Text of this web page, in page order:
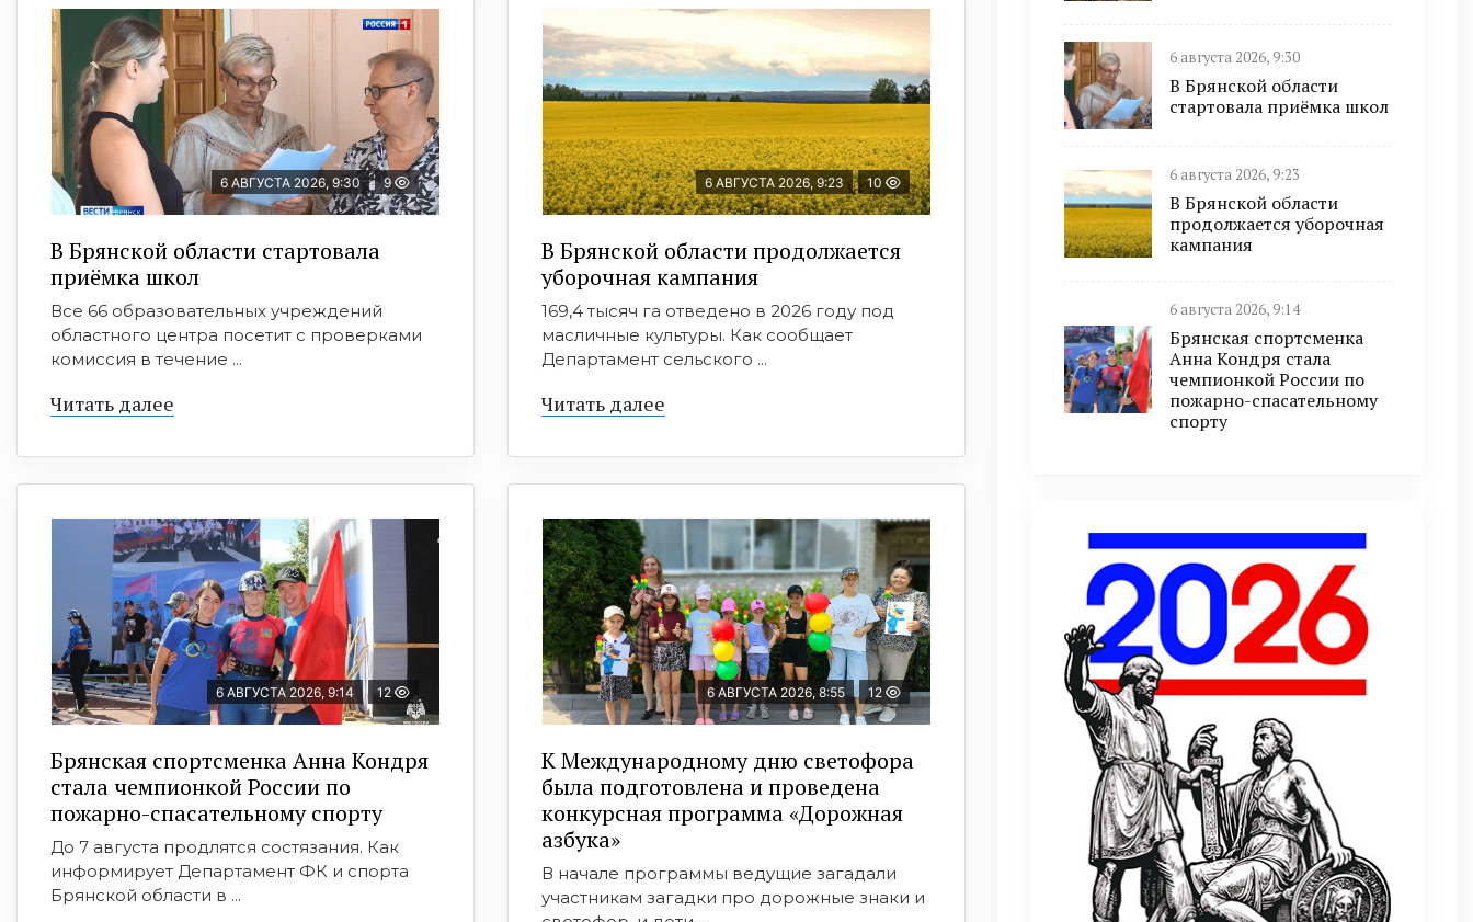
6 АВГУСТА 2026, 9:30 9
В Брянской области стартовала
приёмка школ
Все 66 образовательных учреждений
областного центра посетит с проверками
комиссия в течение ...
Читать далее
6 АВГУСТА 2026, 9:23 10
В Брянской области продолжается
уборочная кампания
169,4 тысяч га отведено в 2026 году под
масличные культуры. Как сообщает
Департамент сельского ...
Читать далее
6 АВГУСТА 2026, 9:14 12
Брянская спортсменка Анна Кондря
стала чемпионкой России по
пожарно-спасательному спорту
До 7 августа продлятся состязания. Как
информирует Департамент ФК и спорта
Брянской области в ...
6 АВГУСТА 2026, 8:55 12
К Международному дню светофора
была подготовлена и проведена
конкурсная программа «Дорожная
азбука»
В начале программы ведущие загадали
участникам загадки про дорожные знаки и
6 августа 2026, 9:30
В Брянской области
стартовала приёмка школ
6 августа 2026, 9:23
В Брянской области
продолжается уборочная
кампания
6 августа 2026, 9:14
Брянская спортсменка
Анна Кондря стала
чемпионкой России по
пожарно-спасательному
спорту